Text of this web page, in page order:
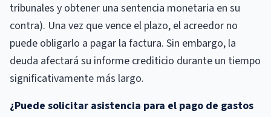
tribunales y obtener una sentencia monetaria en su
contra). Una vez que vence el plazo, el acreedor no
puede obligarlo a pagar la factura. Sin embargo, la
deuda afectará su informe crediticio durante un tiempo
significativamente más largo.
¿Puede solicitar asistencia para el pago de gastos